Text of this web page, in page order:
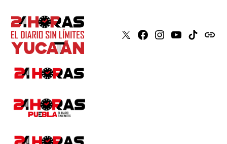
X Faceboook
Instagram
YoutubeTiktokissuu